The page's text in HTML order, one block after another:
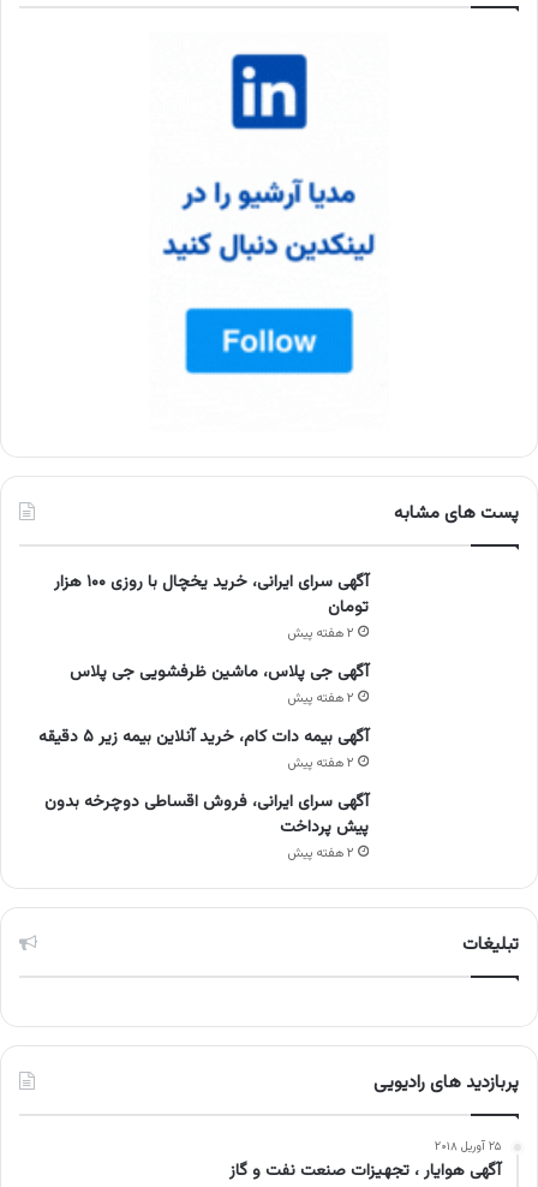
پست های مشابه
آگهی سرای ایرانی، خرید یخچال با روزی ۱۰۰ هزار
تومان
۲ هفته پیش
آگهی جی پلاس، ماشین ظرفشویی جی پلاس
۲ هفته پیش
آگهی بیمه دات کام، خرید آنلاین بیمه زیر ۵ دقیقه
۲ هفته پیش
آگهی سرای ایرانی، فروش اقساطی دوچرخه بدون
پیش پرداخت
۲ هفته پیش
تبلیغات
پربازدید های رادیویی
۲۵ آوریل ۲۰۱۸
آگهی هوایار ، تجهیزات صنعت نفت و گاز